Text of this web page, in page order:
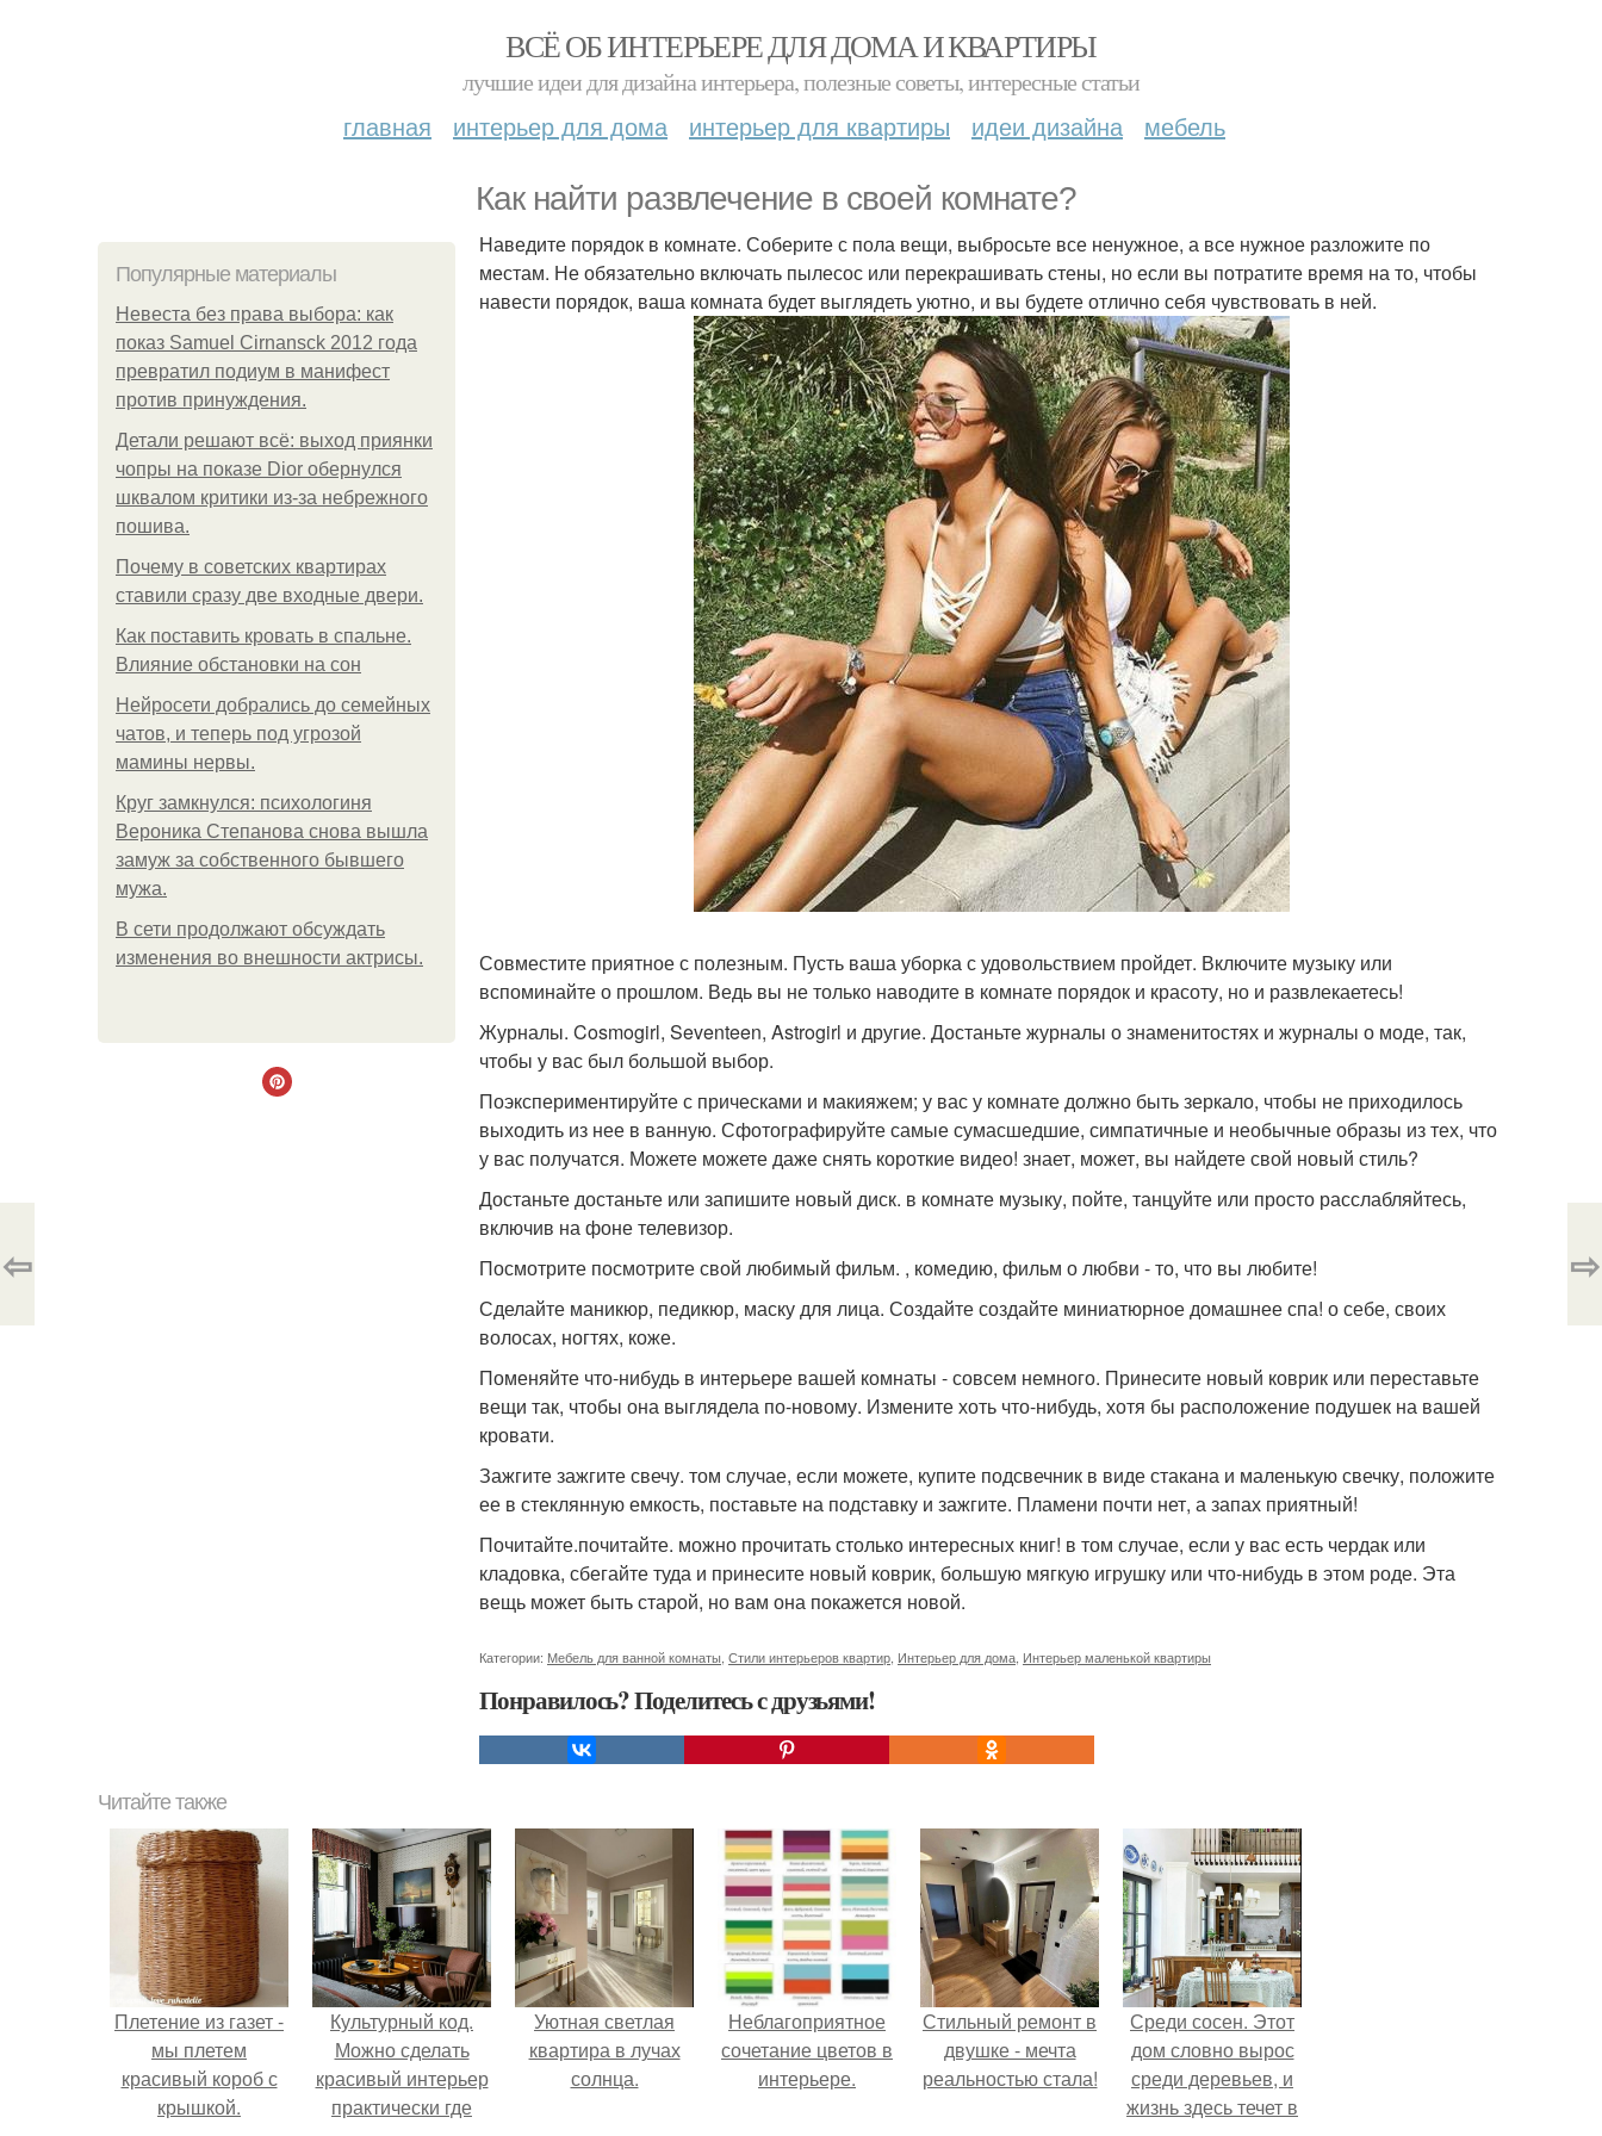
ВСЁ ОБ ИНТЕРЬЕРЕ ДЛЯ ДОМА И КВАРТИРЫ
лучшие идеи для дизайна интерьера, полезные советы, интересные статьи
главная интерьер для дома интерьер для квартиры идеи дизайна мебель
Как найти развлечение в своей комнате?
Популярные материалы
Невеста без права выбора: как
показ Samuel Cirnansck 2012 года
превратил подиум в манифест
против принуждения.
Детали решают всё: выход приянки
чопры на показе Dior обернулся
шквалом критики из-за небрежного
пошива.
Почему в советских квартирах
ставили сразу две входные двери.
Как поставить кровать в спальне.
Влияние обстановки на сон
Нейросети добрались до семейных
чатов, и теперь под угрозой
мамины нервы.
Круг замкнулся: психологиня
Вероника Степанова снова вышла
замуж за собственного бывшего
мужа.
В сети продолжают обсуждать
изменения во внешности актрисы.
Наведите порядок в комнате. Соберите с пола вещи, выбросьте все ненужное, а все нужное разложите по
местам. Не обязательно включать пылесос или перекрашивать стены, но если вы потратите время на то, чтобы
навести порядок, ваша комната будет выглядеть уютно, и вы будете отлично себя чувствовать в ней.
Совместите приятное с полезным. Пусть ваша уборка с удовольствием пройдет. Включите музыку или
вспоминайте о прошлом. Ведь вы не только наводите в комнате порядок и красоту, но и развлекаетесь!
Журналы. Cosmogirl, Seventeen, Astrogirl и другие. Достаньте журналы о знаменитостях и журналы о моде, так,
чтобы у вас был большой выбор.
Поэкспериментируйте с прическами и макияжем; у вас у комнате должно быть зеркало, чтобы не приходилось
выходить из нее в ванную. Сфотографируйте самые сумасшедшие, симпатичные и необычные образы из тех, что
у вас получатся. Можете можете даже снять короткие видео! знает, может, вы найдете свой новый стиль?
Достаньте достаньте или запишите новый диск. в комнате музыку, пойте, танцуйте или просто расслабляйтесь,
включив на фоне телевизор.
Посмотрите посмотрите свой любимый фильм. , комедию, фильм о любви - то, что вы любите!
Сделайте маникюр, педикюр, маску для лица. Создайте создайте миниатюрное домашнее спа! о себе, своих
волосах, ногтях, коже.
Поменяйте что-нибудь в интерьере вашей комнаты - совсем немного. Принесите новый коврик или переставьте
вещи так, чтобы она выглядела по-новому. Измените хоть что-нибудь, хотя бы расположение подушек на вашей
кровати.
Зажгите зажгите свечу. том случае, если можете, купите подсвечник в виде стакана и маленькую свечку, положите
ее в стеклянную емкость, поставьте на подставку и зажгите. Пламени почти нет, а запах приятный!
Почитайте.почитайте. можно прочитать столько интересных книг! в том случае, если у вас есть чердак или
кладовка, сбегайте туда и принесите новый коврик, большую мягкую игрушку или что-нибудь в этом роде. Эта
вещь может быть старой, но вам она покажется новой.
Категории: Мебель для ванной комнаты Стили интерьеров квартир Интерьер для дома Интерьер маленькой квартиры
Понравилось? Поделитесь с друзьями!
⇦ ⇨
Читайте также
Плетение из газет -
мы плетем
красивый короб с
крышкой.
Культурный код.
Можно сделать
красивый интерьер
практически где
Уютная светлая
квартира в лучах
солнца.
Неблагоприятное
сочетание цветов в
интерьере.
Стильный ремонт в
двушке - мечта
реальностью стала!
Среди сосен. Этот
дом словно вырос
среди деревьев, и
жизнь здесь течет в